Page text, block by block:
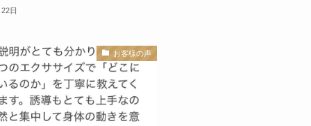
日
お客様の声